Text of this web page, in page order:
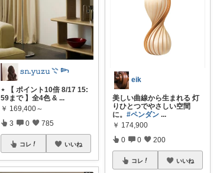
𝚜𝚗.𝚢𝚞𝚣𝚞 𓇢 𓆸
⋆ 【 ポイント10倍 8/17 15:
59まで 】全4色 & ...
￥ 169,400～
3 0 785
コレ いいね
eik
美しい曲線から生まれる 灯
りひとつでやさしい空間
に。#ペンダン ...
￥ 174,900
0 0 200
コレ いいね